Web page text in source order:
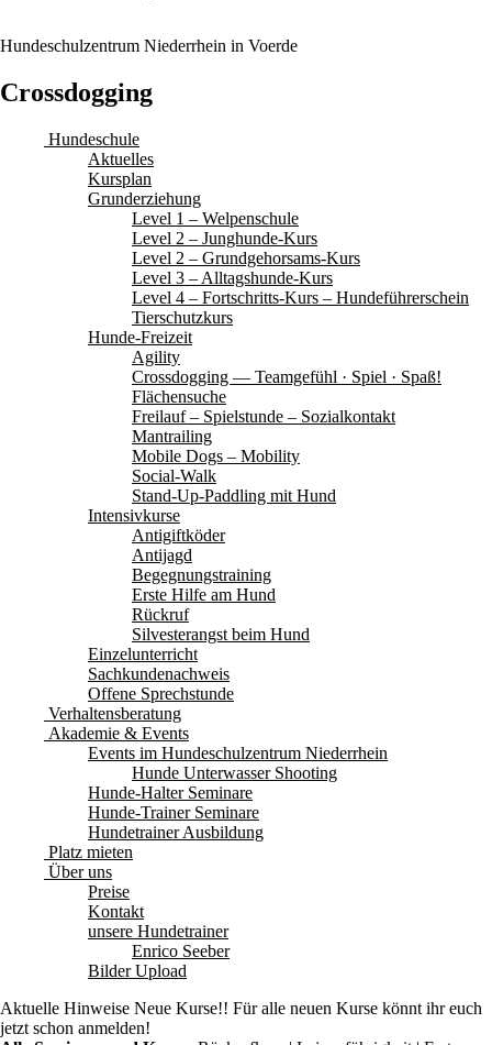
Hundeschulzentrum Niederrhein in Voerde
Crossdogging
Hundeschule
Aktuelles
Kursplan
Grunderziehung
Level 1 – Welpenschule
Level 2 – Junghunde-Kurs
Level 2 – Grundgehorsams-Kurs
Level 3 – Alltagshunde-Kurs
Level 4 – Fortschritts-Kurs – Hundeführerschein
Tierschutzkurs
Hunde-Freizeit
Agility
Crossdogging — Teamgefühl · Spiel · Spaß!
Flächensuche
Freilauf – Spielstunde – Sozialkontakt
Mantrailing
Mobile Dogs – Mobility
Social-Walk
Stand-Up-Paddling mit Hund
Intensivkurse
Antigiftköder
Antijagd
Begegnungstraining
Erste Hilfe am Hund
Rückruf
Silvesterangst beim Hund
Einzelunterricht
Sachkundenachweis
Offene Sprechstunde
Verhaltensberatung
Akademie & Events
Events im Hundeschulzentrum Niederrhein
Hunde Unterwasser Shooting
Hunde-Halter Seminare
Hunde-Trainer Seminare
Hundetrainer Ausbildung
Platz mieten
Über uns
Preise
Kontakt
unsere Hundetrainer
Enrico Seeber
Bilder Upload
Aktuelle Hinweise Neue Kurse!! Für alle neuen Kurse könnt ihr euch
jetzt schon anmelden!